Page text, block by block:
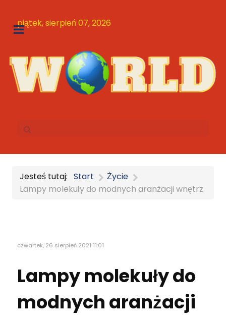
piątek, sierpień 07, 2026
Jesteś tutaj: Start
Życie
Lampy molekuły do modnych aranżacji wnętrz
czwartek, 26 sierpień 2021 11:01
Lampy molekuły do
modnych aranżacji